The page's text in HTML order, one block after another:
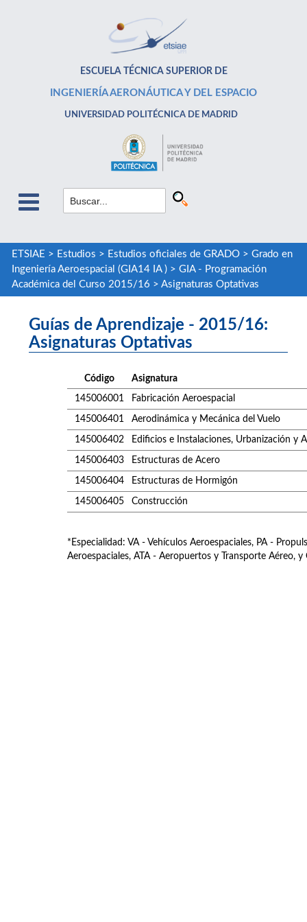
ESCUELA TÉCNICA SUPERIOR DE
INGENIERÍA AERONÁUTICA Y DEL ESPACIO
UNIVERSIDAD POLITÉCNICA DE MADRID
ETSIAE > Estudios > Estudios oficiales de GRADO> Grado en
Ingeniería Aeroespacial (GIA14 IA )> GIA - Programación
Académica del Curso 2015/16 > Asignaturas Optativas
Guías de Aprendizaje - 2015/16:
Asignaturas Optativas
Código Asignatura
145006001 Fabricación Aeroespacial
145006401 Aerodinámica y Mecánica del Vuelo
145006402 Edificios e Instalaciones, Urbanización y
145006403 Estructuras de Acero
145006404 Estructuras de Hormigón
145006405 Construcción
*Especialidad: VA - Vehículos Aeroespaciales, PA -
Aeroespaciales, ATA - Aeropuertos y Transporte Aéreo, y